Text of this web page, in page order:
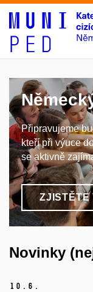
Připravujeme
kteří při výuce
se aktivně
ZJISTĚTE
Novinky
10. 6.